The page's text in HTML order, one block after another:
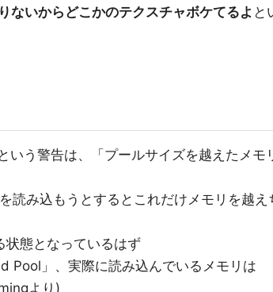
ないからどこかのテクスチャボケてるよ と
う警告は、「プールサイズを越えたメモ
読み込もうとするとこれだけメモリを越え
状態となっているはず
Pool」、実際に読み込んでいるメモリは
より)